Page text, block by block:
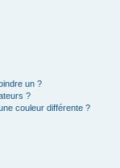
un ?
?
couleur différente ?